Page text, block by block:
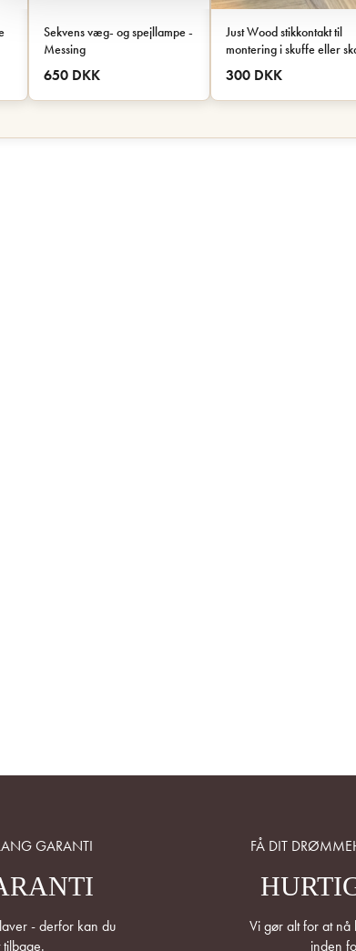
Sekvens væg- og spejllampe -
Messing
650 DKK
Just Wood stikkontakt til
montering i skuffe eller
Sort
300 DKK
GARANTI
- derfor kan du
FÅ DIT
Vi gør alt for at nå
inden